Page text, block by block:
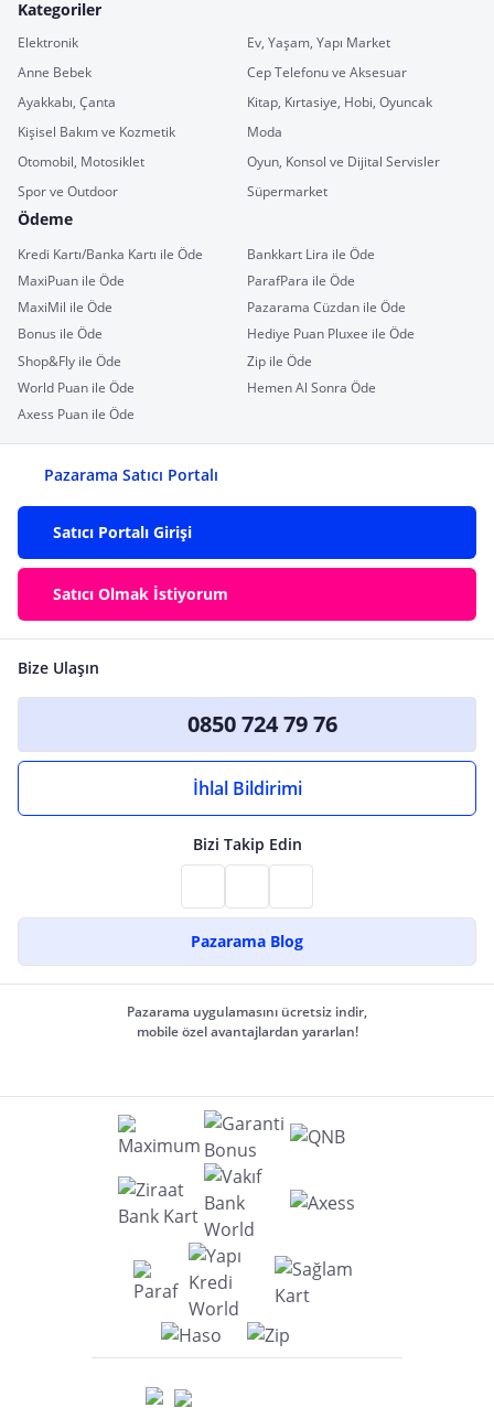
Kategoriler
Elektronik
Ev, Yaşam, Yapı Market
Anne Bebek
Cep Telefonu ve Aksesuar
Ayakkabı, Çanta
Kitap, Kırtasiye, Hobi, Oyuncak
Kişisel Bakım ve Kozmetik
Moda
Otomobil, Motosiklet
Oyun, Konsol ve Dijital Servisler
Spor ve Outdoor
Süpermarket
Ödeme
Kredi Kartı/Banka Kartı ile Öde
Bankkart Lira ile Öde
MaxiPuan ile Öde
ParafPara ile Öde
MaxiMil ile Öde
Pazarama Cüzdan ile Öde
Bonus ile Öde
Hediye Puan Pluxee ile Öde
Shop&Fly ile Öde
Zip ile Öde
World Puan ile Öde
Hemen Al Sonra Öde
Axess Puan ile Öde
Pazarama Satıcı Portalı
Satıcı Portalı Girişi
Satıcı Olmak İstiyorum
Bize Ulaşın
0850 724 79 76
İhlal Bildirimi
Bizi Takip Edin
Pazarama Blog
Pazarama uygulamasını ücretsiz indir,
mobile özel avantajlardan yararlan!